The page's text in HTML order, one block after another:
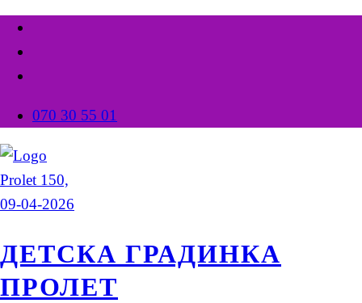
070 30 55 01
ДЕТСКА ГРАДИНКА
ПРОЛЕТ